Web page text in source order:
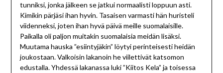
tunniksi, jonka jälkeen se jatkui normaalisti loppuun asti.
Kimikin pärjäsi ihan hyvin. Tasaisen varmasti hän huristeli
viidenneksi, joten ihan hyvä päivä meille suomalaisille.
Paikalla oli paljon muitakin suomalaisia meidän lisäksi.
Muutama hauska ”esiintyjäkin” löytyi perinteisesti heidän
joukostaan. Valkoisin lakanoin he viilettivät katsomon
edustalla. Yhdessä lakanassa luki ”Kiitos Kela” ja toisessa